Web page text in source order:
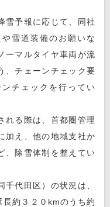
予報に応じて、同社
雪道装備のお願いな
ーマルタイヤ車両が流
、チェーンチェック要
チェックを行ってい
る際は、首都圏管理
加え、他の地域支社か
、除雪体制を整えてい
代田区）の状況は、
約３２０kmのうち約